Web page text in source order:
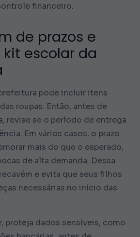
financeiro.
de prazos e
escolar da
pode incluir itens
roupas. Então, antes de
revise se o período de entrega
Em vários casos, o prazo
mais do que o esperado,
de alta demanda. Dessa
e evita que seus filhos
necessárias no início das
proteja dados sensíveis, como